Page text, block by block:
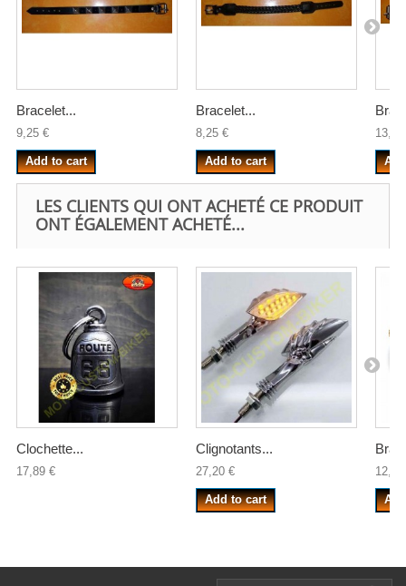
Bracelet...
9,25 €
Add to cart
Bracelet...
8,25 €
Add to cart
LES CLIENTS QUI ONT ACHETÉ CE PRODUIT
ONT ÉGALEMENT ACHETÉ...
Clochette...
17,89 €
Clignotants...
27,20 €
Add to cart